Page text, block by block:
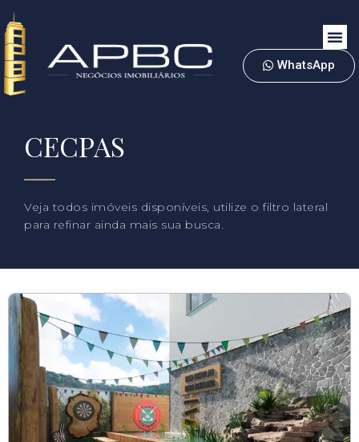
WhatsApp
CECPAS
Veja todos imóveis disponíveis, utilize o filtro lateral
para refinar ainda mais sua busca.